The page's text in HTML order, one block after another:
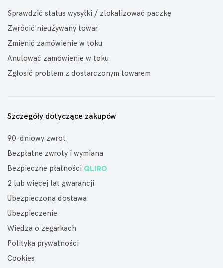
Sprawdzić status wysyłki / zlokalizować paczkę
Zwrócić nieużywany towar
Zmienić zamówienie w toku
Anulować zamówienie w toku
Zgłosić problem z dostarczonym towarem
Szczegóły dotyczące zakupów
90-dniowy zwrot
Bezpłatne zwroty i wymiana
Bezpieczne płatności
2 lub więcej lat gwarancji
Ubezpieczona dostawa
Ubezpieczenie
Wiedza o zegarkach
Polityka prywatności
Cookies